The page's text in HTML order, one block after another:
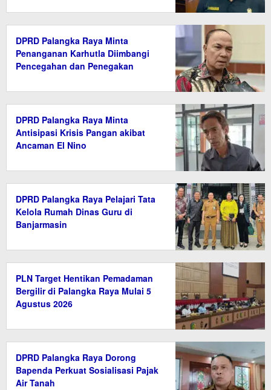
DPRD Palangka Raya Minta
Penanganan Karhutla Diimbangi
Pencegahan dan Penegakan
DPRD Palangka Raya Minta
Antisipasi Krisis Pangan akibat
Ancaman El Nino
DPRD Palangka Raya Pelajari Tata
Kelola Rumah Dinas Guru di
Banjarmasin
PLN Target Hentikan Pemadaman
Bergilir di Palangka Raya Mulai 5
Agustus 2026
DPRD Palangka Raya Dorong
Bapenda Perkuat Sosialisasi Pajak
Air Tanah